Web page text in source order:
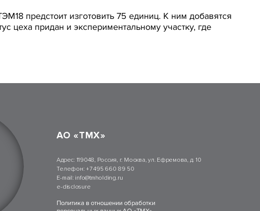
предстоит изготовить 75 единиц. К ним добавятся
цеха придан и экспериментальному участку, где
АО «ТМХ»
Адрес: 119048, Россия, г. Москва, ул. Ефремова, д. 10
Телефон: +7 495 660 89 50
E-mail: info@tmholding.ru
e-disclosure
Политика в отношении обработки